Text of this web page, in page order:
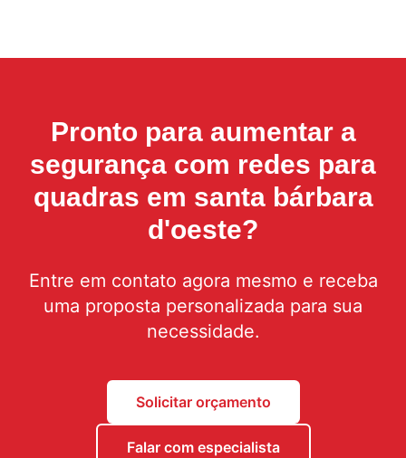
Pronto para aumentar a
segurança com redes para
quadras em santa bárbara
d'oeste?
Entre em contato agora mesmo e receba
uma proposta personalizada para sua
necessidade.
Solicitar orçamento
Falar com especialista